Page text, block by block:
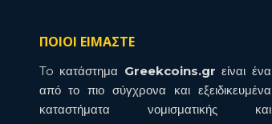
ΠΟΙΟΙ ΕΙΜΑΣΤΕ
To κατάστημα Greekcoins.gr είναι ένα
από το πιο σύγχρονα και εξειδικευμένα
καταστήματα νομισματικής και